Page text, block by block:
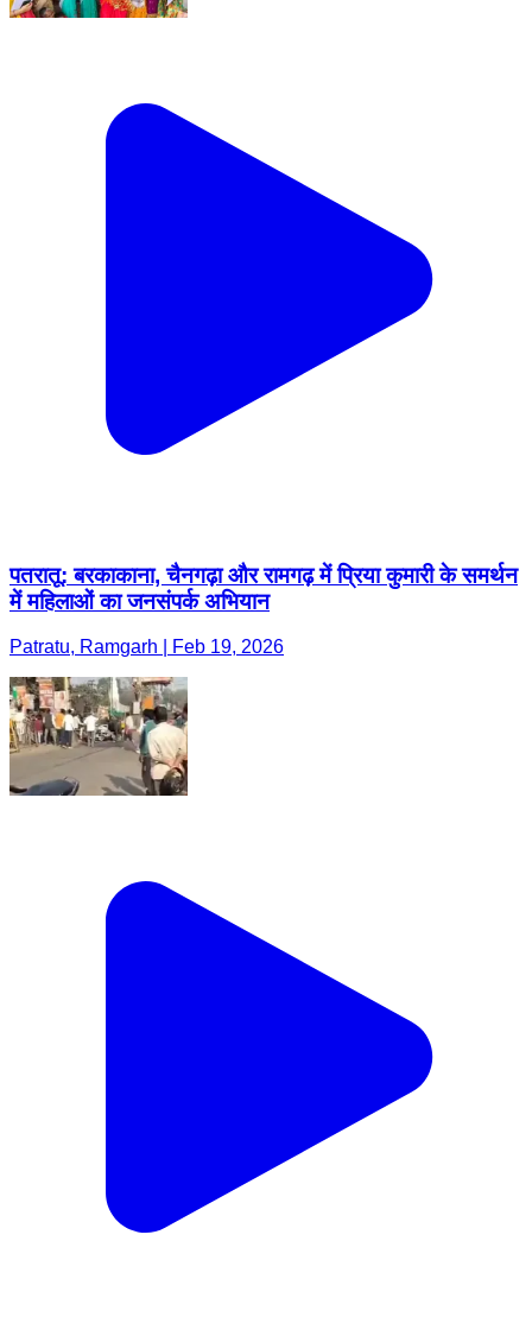
पतरातू: बरकाकाना, चैनगढ़ा और रामगढ़ में प्रिया कुमारी के समर्थन
में महिलाओं का जनसंपर्क अभियान
Patratu, Ramgarh | Feb 19, 2026